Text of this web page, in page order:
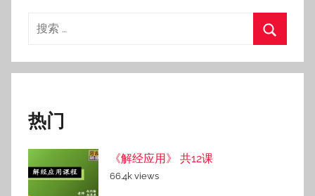
搜
索
热门
《解经应用》 共12课
66.4k views